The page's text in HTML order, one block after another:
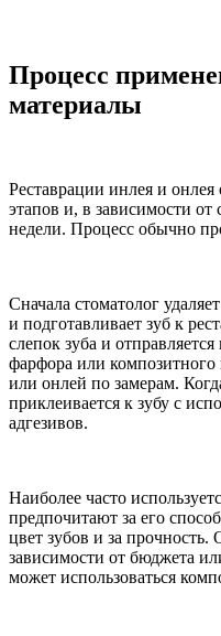
Процесс
материалы
Реставрации инлея и
этапов и, в зависимости от
недели. Процесс обычно
Сначала стоматолог
и подготавливает зуб к
слепок зуба и
фарфора или композитного
или онлей по замерам.
приклеивается к зубу с
адгезивов.
Наиболее часто
предпочитают за его
цвет зубов и за прочность.
зависимости от бюджета
может использоваться